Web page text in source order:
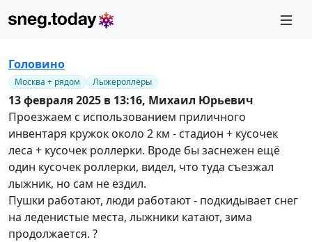
Головино
Москва + рядом Лыжероллеры
13 февраля 2025 в 13:16, Михаил Юрьевич
Проезжаем с использованием приличного
инвентаря кружок около 2 км - стадион + кусочек
леса + кусочек роллерки. Вроде бы заснежен ещё
один кусочек роллерки, видел, что туда съезжал
лыжник, но сам не ездил.
Пушки работают, люди работают - подкидывает снег
на леденистые места, лыжники катают, зима
продолжается. ?